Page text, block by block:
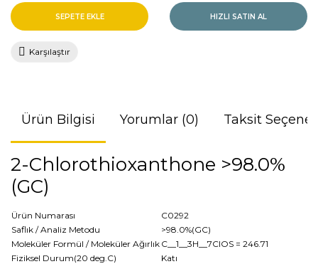
SEPETE EKLE HIZLI SATIN AL
Karşılaştır
Ürün Bilgisi Yorumlar (0) Taksit
2-Chlorothioxanthone >98.0%
(GC)
Ürün Numarası
C0292
Saflık / Analiz Metodu
>98.0%(GC)
Moleküler Formül / Moleküler Ağırlık C__1__3H__7ClOS = 246.71
Fiziksel Durum(20 deg.C)
Katı